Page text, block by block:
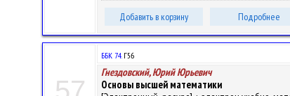
Добавить в корзину Подробнее
ББК 74.Г56
Гнездовский, Юрий Юрьевич
Основы высшей математики